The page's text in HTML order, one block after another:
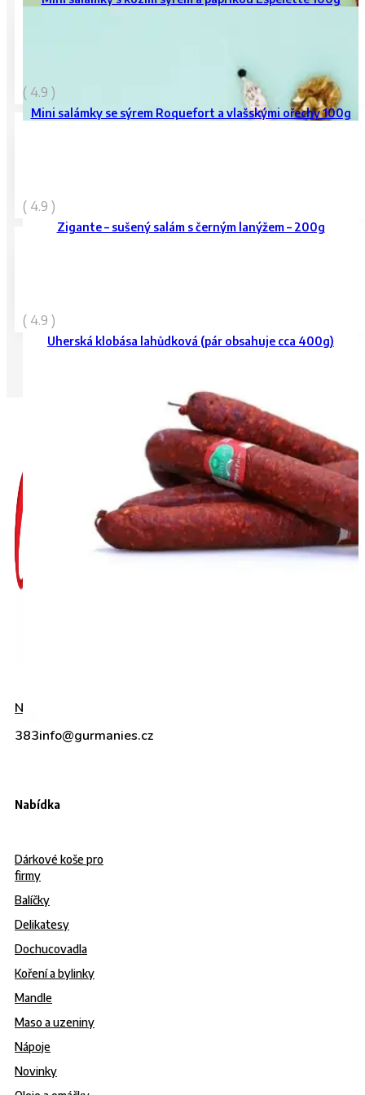
( 4.9 )
Mini salámky se sýrem Roquefort a vlašskými ořechy 100g
129 Kč
( 4.9 )
Zigante – sušený salám s černým lanýžem – 200g
269 Kč
( 4.9 )
Uherská klobása lahůdková (pár obsahuje cca 400g)
220 Kč
Napište nám do chatu
383info@gurmanies.cz
Nabídka
Dárkové koše pro
firmy
Balíčky
Delikatesy
Dochucovadla
Koření a bylinky
Mandle
Maso a uzeniny
Nápoje
Novinky